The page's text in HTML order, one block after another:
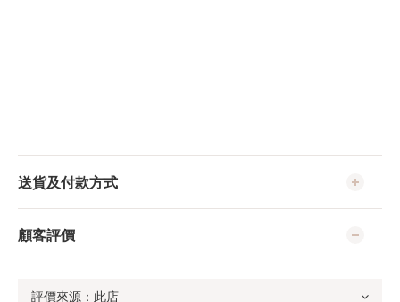
送貨及付款方式
顧客評價